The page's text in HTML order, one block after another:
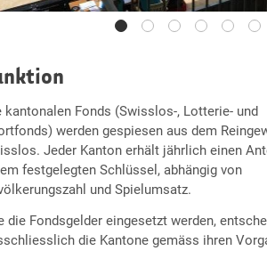
kantonalen Fonds (Swisslos-, Lotterie- und
werden gespiesen aus dem
Jeder Kanton erhält jährlich einen
festgelegten Schlüssel, abhängig von
und Spielumsatz.
die Fondsgelder eingesetzt werden,
die Kantone gemäss ihren